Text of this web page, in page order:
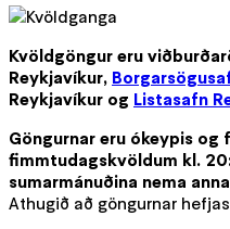
Kvöldgöngur eru
Reykjavíkur,
Reykjavíkur og Listasafn
Göngurnar eru ókeypis og
fimmtudagskvöldum kl.
sumarmánuðina nema
Athugið að göngurnar